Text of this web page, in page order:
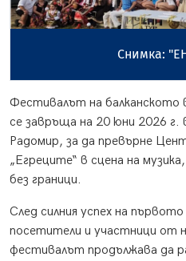
Снимка:
Фестивалът на балканското
се завръща на 20 юни 2026
Радомир, за да превърне
„Егреците“ в сцена на
без граници.
След силния успех на
посетители и участници от
фестивалът продължава да